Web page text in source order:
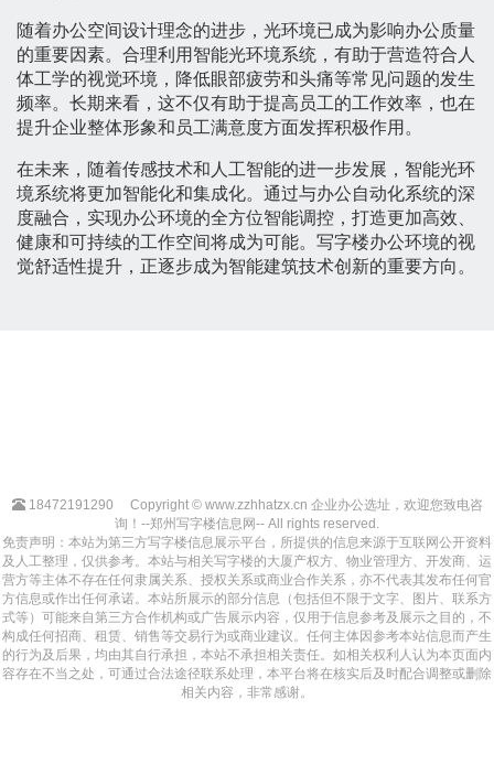
随着办公空间设计理念的进步，光环境已成为影响办公质量
的重要因素。合理利用智能光环境系统，有助于营造符合人
体工学的视觉环境，降低眼部疲劳和头痛等常见问题的发生
频率。长期来看，这不仅有助于提高员工的工作效率，也在
提升企业整体形象和员工满意度方面发挥积极作用。
在未来，随着传感技术和人工智能的进一步发展，智能光环
境系统将更加智能化和集成化。通过与办公自动化系统的深
度融合，实现办公环境的全方位智能调控，打造更加高效、
健康和可持续的工作空间将成为可能。写字楼办公环境的视
觉舒适性提升，正逐步成为智能建筑技术创新的重要方向。
18472191290
Copyright © www.zzhhatzx.cn 企业办公选址，欢迎您致电咨
询！--郑州写字楼信息网-- All rights reserved.
免责声明：本站为第三方写字楼信息展示平台，所提供的信息来源于互联网公开资料
及人工整理，仅供参考。本站与相关写字楼的大厦产权方、物业管理方、开发商、运
营方等主体不存在任何隶属关系、授权关系或商业合作关系，亦不代表其发布任何官
方信息或作出任何承诺。本站所展示的部分信息（包括但不限于文字、图片、联系方
式等）可能来自第三方合作机构或广告展示内容，仅用于信息参考及展示之目的，不
构成任何招商、租赁、销售等交易行为或商业建议。任何主体因参考本站信息而产生
的行为及后果，均由其自行承担，本站不承担相关责任。如相关权利人认为本页面内
容存在不当之处，可通过合法途径联系处理，本平台将在核实后及时配合调整或删除
相关内容，非常感谢。